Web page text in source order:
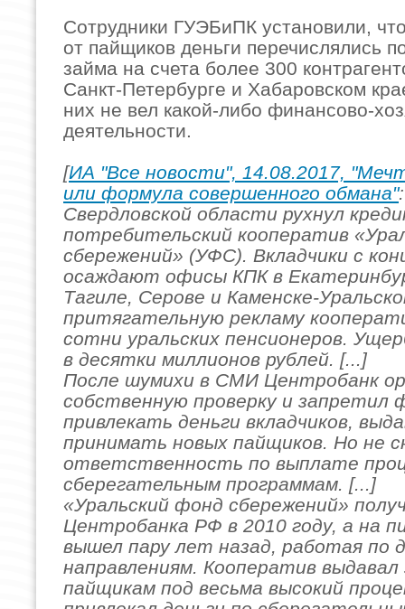
Сотрудники ГУЭБиПК установили,
от пайщиков деньги перечислялись
займа на счета более 300
Санкт-Петербурге и Хабаровском
них не вел какой-либо финансово-
деятельности.
[ИА "Все новости", 14.08.2017,
или формула совершенного обмана"
Свердловской области рухнул
потребительский кооператив
сбережений» (УФС). Вкладчики с
осаждают офисы КПК в
Тагиле, Серове и Каменске-
притягательную рекламу
сотни уральских пенсионеров.
в десятки миллионов рублей. [...]
После шумихи в СМИ Центробанк
собственную проверку и запретил
привлекать деньги вкладчиков,
принимать новых пайщиков. Но не
ответственность по выплате
сберегательным программам. [...]
«Уральский фонд сбережений»
Центробанка РФ в 2010 году, а на
вышел пару лет назад, работая по
направлениям. Кооператив
пайщикам под весьма высокий